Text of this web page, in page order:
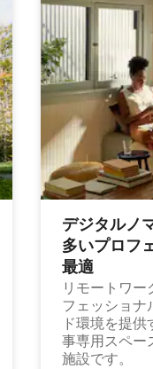
デジタルノ
多⁠いプ⁠ロ⁠フ⁠
最⁠適
リモートワー
フェッショナ
ド環境を提
事専用スペー
施設です。